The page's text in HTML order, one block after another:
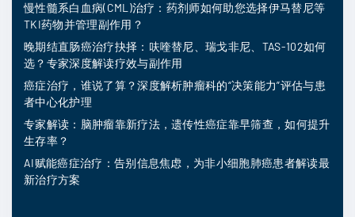
慢性髓系白血病(CML)治疗：药剂师如何助您选择伊马替尼等
TKI药物并管理副作用？
晚期结直肠癌治疗抉择：呋喹替尼、瑞戈非尼、TAS-102如何
选？专家深度解读疗效与副作用
癌症治疗，谁说了算？深度解析肿瘤科的“决策能力”评估与患
者中心化护理
专家解读：脑肿瘤靠新疗法，遗传性癌症靠早筛查，如何提升
生存率？
AI赋能癌症治疗：告别信息焦虑，为非小细胞肺癌患者解读最
新治疗方案